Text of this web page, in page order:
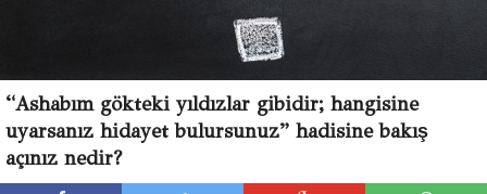
“Ashabım gökteki yıldızlar gibidir; hangisine
uyarsanız hidayet bulursunuz” hadisine bakış
açınız nedir?